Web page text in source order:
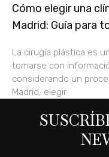
Cómo elegir una
Madrid: Guía para
La cirugía plástica es
tomarse con
considerando un
Madrid, elegir